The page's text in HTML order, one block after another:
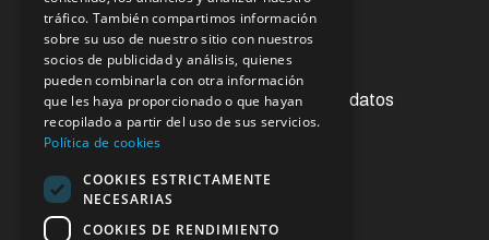
Acceso a la información pública
Ejercicios de derechos de protección de datos
Contacto
Enlaces de interés
tráfico. También compartimos información
sobre su uso de nuestro sitio con nuestros
socios de publicidad y análisis, quienes
pueden combinarla con otra información
que les haya proporcionado o que hayan
recopilado a partir del uso de sus servicios.
Política de cookies
COOKIES ESTRICTAMENTE
NECESARIAS
COOKIES DE RENDIMIENTO